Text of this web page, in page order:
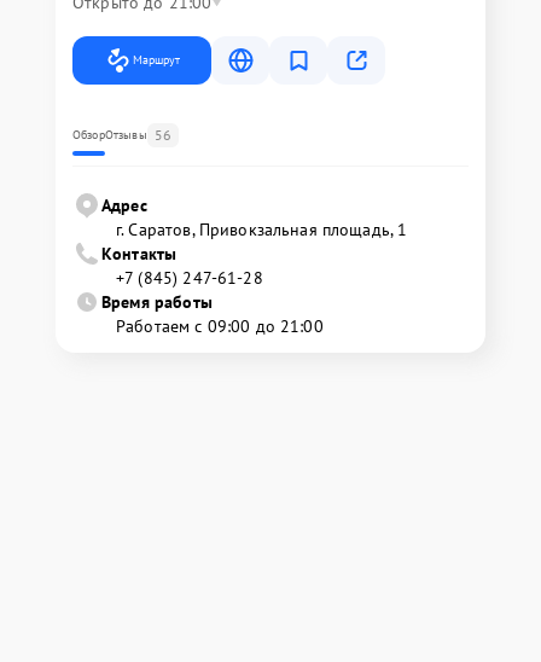
Маршрут
ОбзорОтзывы 56
Адрес
г. Саратов, Привокзальная площадь, 1
Контакты
+7 (845) 247-61-28
Время работы
Работаем с 09:00 до 21:00